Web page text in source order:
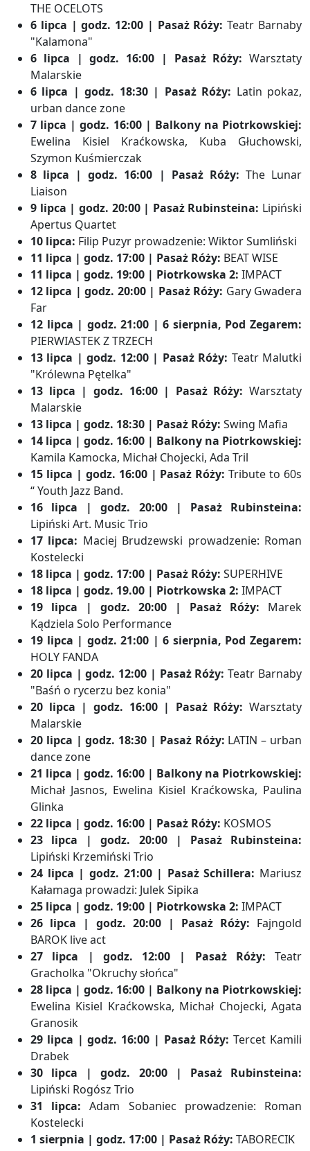
THE OCELOTS
6 lipca | godz. 12:00 | Pasaż Róży: Teatr Barnaby
"Kalamona"
6 lipca | godz. 16:00 | Pasaż Róży: Warsztaty
Malarskie
6 lipca | godz. 18:30 | Pasaż Róży: Latin pokaz,
urban dance zone
7 lipca | godz. 16:00 | Balkony na Piotrkowskiej:
Ewelina Kisiel Kraćkowska, Kuba Głuchowski,
Szymon Kuśmierczak
8 lipca | godz. 16:00 | Pasaż Róży: The Lunar
Liaison
9 lipca | godz. 20:00 | Pasaż Rubinsteina: Lipiński
Apertus Quartet
10 lipca: Filip Puzyr prowadzenie: Wiktor Sumliński
11 lipca | godz. 17:00 | Pasaż Róży: BEAT WISE
11 lipca | godz. 19:00 | Piotrkowska 2: IMPACT
12 lipca | godz. 20:00 | Pasaż Róży: Gary Gwadera
Far
12 lipca | godz. 21:00 | 6 sierpnia, Pod Zegarem:
PIERWIASTEK Z TRZECH
13 lipca | godz. 12:00 | Pasaż Róży: Teatr Malutki
"Królewna Pętelka"
13 lipca | godz. 16:00 | Pasaż Róży: Warsztaty
Malarskie
13 lipca | godz. 18:30 | Pasaż Róży: Swing Mafia
14 lipca | godz. 16:00 | Balkony na Piotrkowskiej:
Kamila Kamocka, Michał Chojecki, Ada Tril
15 lipca | godz. 16:00 | Pasaż Róży: Tribute to 60s
“ Youth Jazz Band.
16 lipca | godz. 20:00 | Pasaż Rubinsteina:
Lipiński Art. Music Trio
17 lipca: Maciej Brudzewski prowadzenie: Roman
Kostelecki
18 lipca | godz. 17:00 | Pasaż Róży: SUPERHIVE
18 lipca | godz. 19.00 | Piotrkowska 2: IMPACT
19 lipca | godz. 20:00 | Pasaż Róży: Marek
Kądziela Solo Performance
19 lipca | godz. 21:00 | 6 sierpnia, Pod Zegarem:
HOLY FANDA
20 lipca | godz. 12:00 | Pasaż Róży: Teatr Barnaby
"Baśń o rycerzu bez konia"
20 lipca | godz. 16:00 | Pasaż Róży: Warsztaty
Malarskie
20 lipca | godz. 18:30 | Pasaż Róży: LATIN – urban
dance zone
21 lipca | godz. 16:00 | Balkony na Piotrkowskiej:
Michał Jasnos, Ewelina Kisiel Kraćkowska, Paulina
Glinka
22 lipca | godz. 16:00 | Pasaż Róży: KOSMOS
23 lipca | godz. 20:00 | Pasaż Rubinsteina:
Lipiński Krzemiński Trio
24 lipca | godz. 21:00 | Pasaż Schillera: Mariusz
Kałamaga prowadzi: Julek Sipika
25 lipca | godz. 19:00 | Piotrkowska 2: IMPACT
26 lipca | godz. 20:00 | Pasaż Róży: Fajngold
BAROK live act
27 lipca | godz. 12:00 | Pasaż Róży: Teatr
Gracholka "Okruchy słońca"
28 lipca | godz. 16:00 | Balkony na Piotrkowskiej:
Ewelina Kisiel Kraćkowska, Michał Chojecki, Agata
Granosik
29 lipca | godz. 16:00 | Pasaż Róży: Tercet Kamili
Drabek
30 lipca | godz. 20:00 | Pasaż Rubinsteina:
Lipiński Rogósz Trio
31 lipca: Adam Sobaniec prowadzenie: Roman
Kostelecki
1 sierpnia | godz. 17:00 | Pasaż Róży: TABORECIK